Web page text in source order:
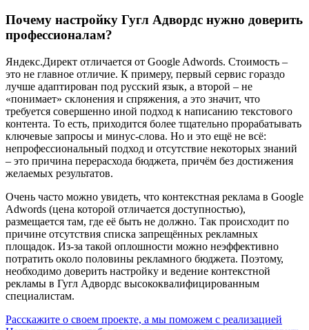
Почему настройку Гугл Адвордс нужно доверить
профессионалам?
Яндекс.Директ отличается от Google Adwords. Стоимость –
это не главное отличие. К примеру, первый сервис гораздо
лучше адаптирован под русский язык, а второй – не
«понимает» склонения и спряжения, а это значит, что
требуется совершенно иной подход к написанию текстового
контента. То есть, приходится более тщательно прорабатывать
ключевые запросы и минус-слова. Но и это ещё не всё:
непрофессиональный подход и отсутствие некоторых знаний
– это причина перерасхода бюджета, причём без достижения
желаемых результатов.
Очень часто можно увидеть, что контекстная реклама в Google
Adwords (цена которой отличается доступностью),
размещается там, где её быть не должно. Так происходит по
причине отсутствия списка запрещённых рекламных
площадок. Из-за такой оплошности можно неэффективно
потратить около половины рекламного бюджета. Поэтому,
необходимо доверить настройку и ведение контекстной
рекламы в Гугл Адвордс высококвалифицированным
специалистам.
Расскажите о своем проекте, а мы поможем с реализацией